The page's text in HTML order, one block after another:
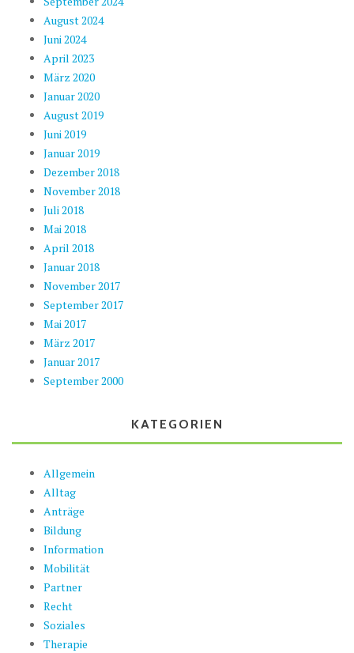
August 2024
Juni 2024
April 2023
März 2020
Januar 2020
August 2019
Juni 2019
Januar 2019
Dezember 2018
November 2018
Juli 2018
Mai 2018
April 2018
Januar 2018
November 2017
September 2017
Mai 2017
März 2017
Januar 2017
September 2000
KATEGORIEN
Allgemein
Alltag
Anträge
Bildung
Information
Mobilität
Partner
Recht
Soziales
Therapie